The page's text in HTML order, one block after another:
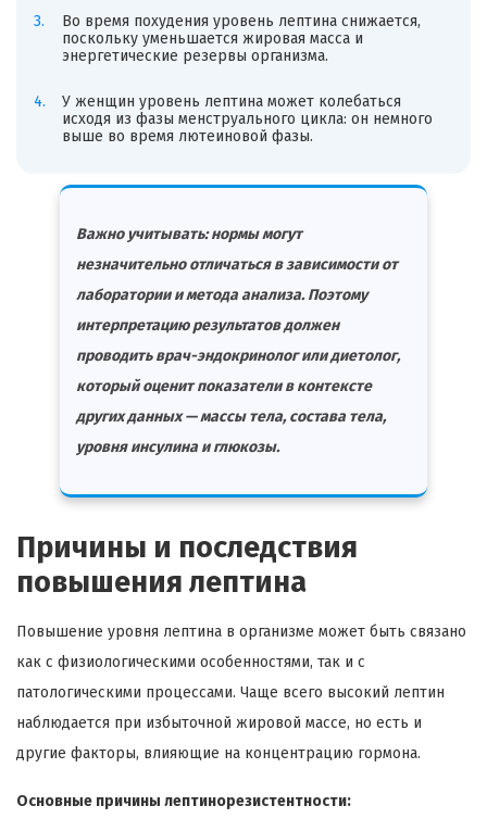
Во время похудения уровень лептина снижается,
поскольку уменьшается жировая масса и
энергетические резервы организма.
У женщин уровень лептина может колебаться
исходя из фазы менструального цикла: он немного
выше во время лютеиновой фазы.
Важно учитывать: нормы могут
незначительно отличаться в зависимости от
лаборатории и метода анализа. Поэтому
интерпретацию результатов должен
проводить врач-эндокринолог или диетолог,
который оценит показатели в контексте
других данных — массы тела, состава тела,
уровня инсулина и глюкозы.
Причины и последствия
повышения лептина
Повышение уровня лептина в организме может быть связано
как с физиологическими особенностями, так и с
патологическими процессами. Чаще всего высокий лептин
наблюдается при избыточной жировой массе, но есть и
другие факторы, влияющие на концентрацию гормона.
Основные причины лептинорезистентности: